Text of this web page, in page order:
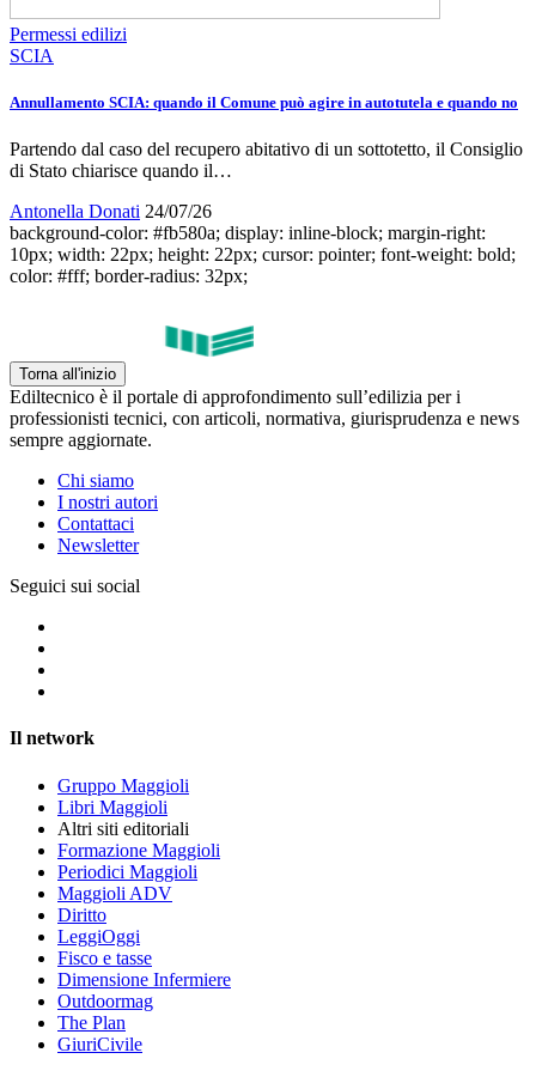
Permessi edilizi
SCIA
Annullamento SCIA: quando il Comune può agire in autotutela e quando no
Partendo dal caso del recupero abitativo di un sottotetto, il Consiglio
di Stato chiarisce quando il…
Antonella Donati 24/07/26
background-color: #fb580a; display: inline-block; margin-right:
10px; width: 22px; height: 22px; cursor: pointer; font-weight: bold;
color: #fff; border-radius: 32px;
Torna all'inizio
Ediltecnico è il portale di approfondimento sull’edilizia per i
professionisti tecnici, con articoli, normativa, giurisprudenza e news
sempre aggiornate.
Chi siamo
I nostri autori
Contattaci
Newsletter
Seguici sui social
Il network
Gruppo Maggioli
Libri Maggioli
Altri siti editoriali
Formazione Maggioli
Periodici Maggioli
Maggioli ADV
Diritto
LeggiOggi
Fisco e tasse
Dimensione Infermiere
Outdoormag
The Plan
GiuriCivile